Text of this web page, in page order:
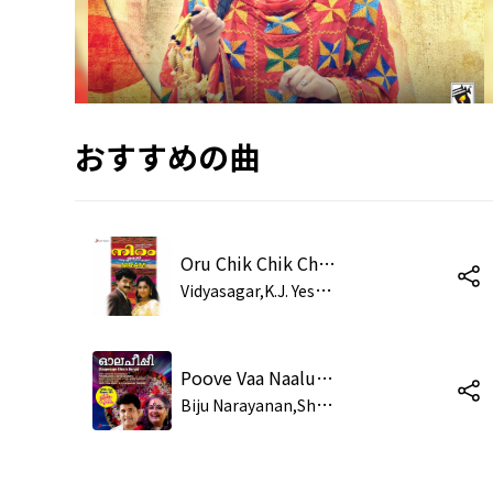
おすすめの曲
Oru Chik Chik Chik Chik (Version, 1)
V
idyasagar,K.J. Yesudas,Shabnam
Poove Vaa Naalumani (Onam Songs)
B
iju Narayanan,Shabnam